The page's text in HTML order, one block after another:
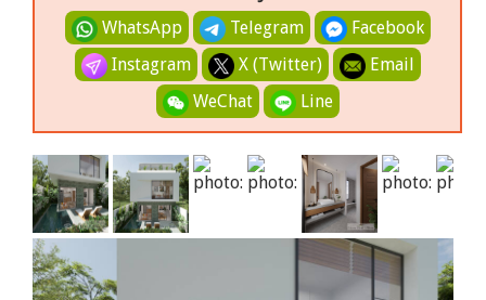
WhatsApp
Telegram
Facebook
Instagram
X (Twitter)
Email
WeChat
Line